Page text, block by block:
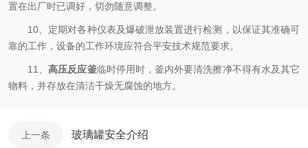
置在出厂时已调好，切勿随意调整。
10、定期对各种仪表及爆破泄放装置进行检测，以保证其准确可
靠的工作，设备的工作环境应符合平安技术规范要求。
11、高压反应釜临时停用时，釜内外要清洗擦净不得有水及其它
物料，并存放在清洁干燥无腐蚀的地方。
上一条 玻璃罐安全介绍